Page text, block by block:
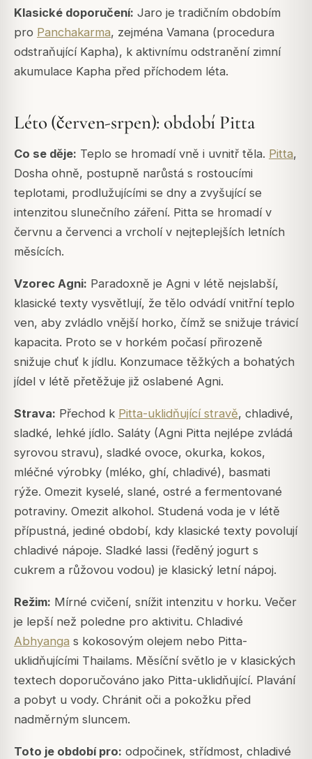
Klasické doporučení: Jaro je tradičním obdobím
pro Panchakarma, zejména Vamana (procedura
odstraňující Kapha), k aktivnímu odstranění zimní
akumulace Kapha před příchodem léta.
Léto (červen-srpen): období Pitta
Co se děje: Teplo se hromadí vně i uvnitř těla. Pitta,
Dosha ohně, postupně narůstá s rostoucími
teplotami, prodlužujícími se dny a zvyšující se
intenzitou slunečního záření. Pitta se hromadí v
červnu a červenci a vrcholí v nejteplejších letních
měsících.
Vzorec Agni: Paradoxně je Agni v létě nejslabší,
klasické texty vysvětlují, že tělo odvádí vnitřní teplo
ven, aby zvládlo vnější horko, čímž se snižuje trávicí
kapacita. Proto se v horkém počasí přirozeně
snižuje chuť k jídlu. Konzumace těžkých a bohatých
jídel v létě přetěžuje již oslabené Agni.
Strava: Přechod k Pitta-uklidňující stravě, chladivé,
sladké, lehké jídlo. Saláty (Agni Pitta nejlépe zvládá
syrovou stravu), sladké ovoce, okurka, kokos,
mléčné výrobky (mléko, ghí, chladivé), basmati
rýže. Omezit kyselé, slané, ostré a fermentované
potraviny. Omezit alkohol. Studená voda je v létě
přípustná, jediné období, kdy klasické texty povolují
chladivé nápoje. Sladké lassi (ředěný jogurt s
cukrem a růžovou vodou) je klasický letní nápoj.
Režim: Mírné cvičení, snížit intenzitu v horku. Večer
je lepší než poledne pro aktivitu. Chladivé
Abhyanga s kokosovým olejem nebo Pitta-
uklidňujícími Thailams. Měsíční světlo je v klasických
textech doporučováno jako Pitta-uklidňující. Plavání
a pobyt u vody. Chránit oči a pokožku před
nadměrným sluncem.
Toto je období pro: odpočinek, střídmost, chladivé